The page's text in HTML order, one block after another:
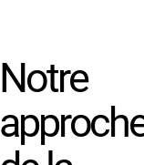
Notre